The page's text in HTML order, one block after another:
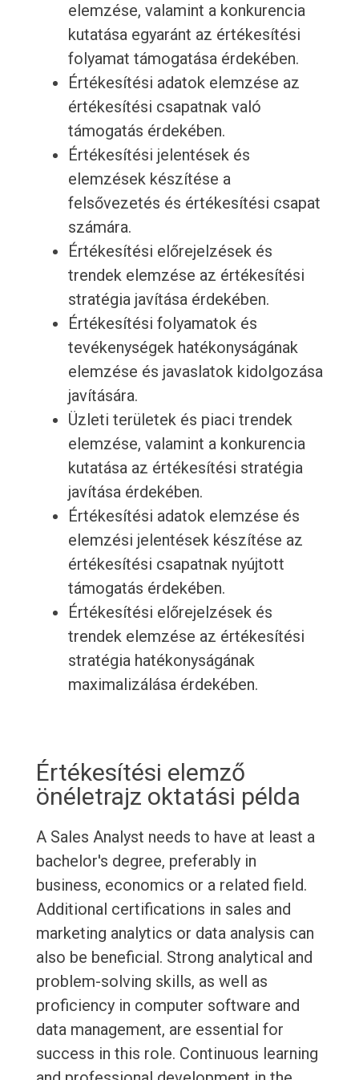
elemzése, valamint a konkurencia
kutatása egyaránt az értékesítési
folyamat támogatása érdekében.
Értékesítési adatok elemzése az
értékesítési csapatnak való
támogatás érdekében.
Értékesítési jelentések és
elemzések készítése a
felsővezetés és értékesítési csapat
számára.
Értékesítési előrejelzések és
trendek elemzése az értékesítési
stratégia javítása érdekében.
Értékesítési folyamatok és
tevékenységek hatékonyságának
elemzése és javaslatok kidolgozása
javítására.
Üzleti területek és piaci trendek
elemzése, valamint a konkurencia
kutatása az értékesítési stratégia
javítása érdekében.
Értékesítési adatok elemzése és
elemzési jelentések készítése az
értékesítési csapatnak nyújtott
támogatás érdekében.
Értékesítési előrejelzések és
trendek elemzése az értékesítési
stratégia hatékonyságának
maximalizálása érdekében.
Értékesítési elemző
önéletrajz oktatási példa
A Sales Analyst needs to have at least a
bachelor's degree, preferably in
business, economics or a related field.
Additional certifications in sales and
marketing analytics or data analysis can
also be beneficial. Strong analytical and
problem-solving skills, as well as
proficiency in computer software and
data management, are essential for
success in this role. Continuous learning